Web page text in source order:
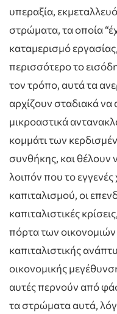
υπεραξία,
στρώματα, τα οποία
καταμερισμό
περισσότερο το
τον τρόπο, αυτά τα
αρχίζουν σταδιακά
μικροαστικά
κομμάτι των
συνθήκης, και θέλουν
λοιπόν που το
καπιταλισμού, οι
καπιταλιστικές
πόρτα των
καπιταλιστικής
οικονομικής
αυτές περνούν από
τα στρώματα αυτά,